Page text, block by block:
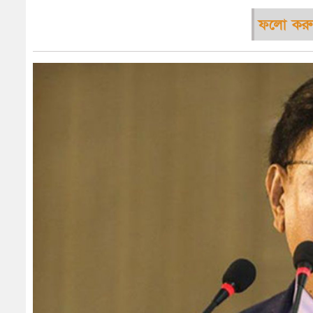
ফলো